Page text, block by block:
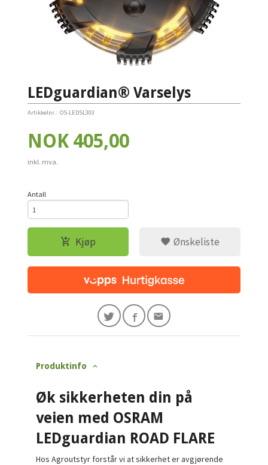
LEDguardian® Varselys
Artikkelnr.: OS-LEDSL303
Pris
NOK 405,00
inkl. mva.
Antall
Kjøp Ønskeliste
Produktinfo
Øk sikkerheten din på
veien med OSRAM
LEDguardian ROAD FLARE
Hos Agroutstyr forstår vi at sikkerhet er avgjørende